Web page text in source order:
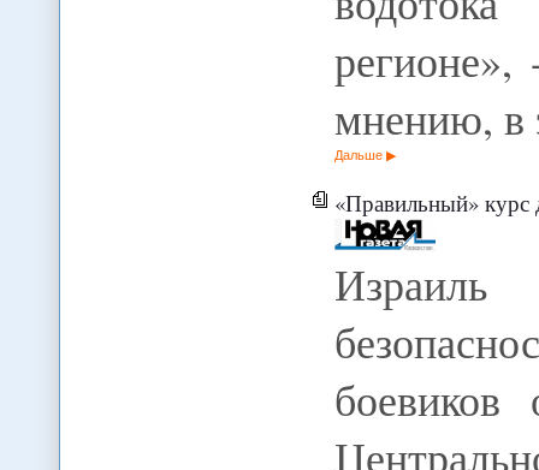
регионе»,
мнению,
Дальше
«Правильный» курс